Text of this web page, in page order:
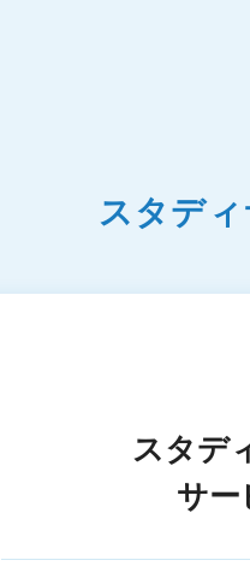
スタデ
スタデ
サー